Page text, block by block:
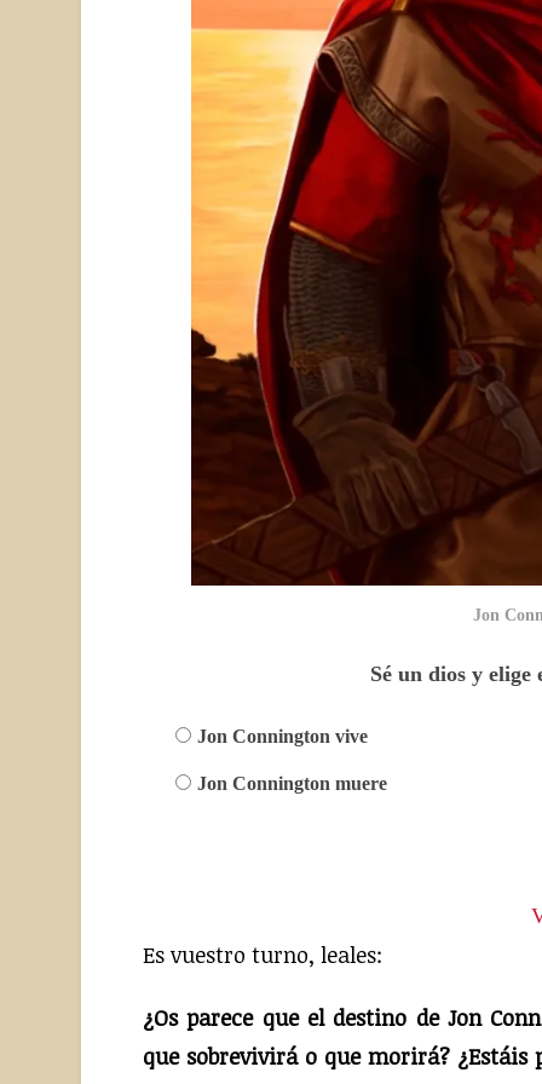
Jon
Sé un dios y
Jon Connington vive
Jon Connington muere
Es vuestro turno, leales:
¿Os parece que el destino de Jon
que sobrevivirá o que morirá? ¿Estáis